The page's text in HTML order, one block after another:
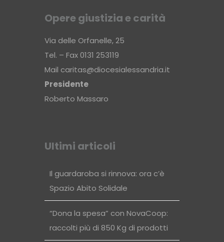
Opere giustizia e carità
Via delle Orfanelle, 25
Tel. – Fax 0131 253119
Mail caritas@diocesialessandria.it
Presidente
Roberto Massaro
Ultimi articoli
Il guardaroba si rinnova: ora c’è
Spazio Abito Solidale
“Dona la spesa” con NovaCoop:
raccolti più di 850 Kg di prodotti